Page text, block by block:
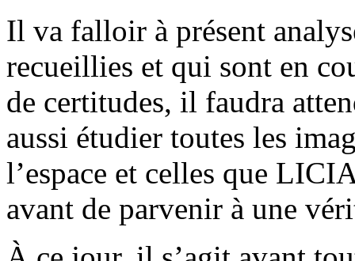
Il va falloir à présent
recueillies et qui sont en
de certitudes, il faudra
aussi étudier toutes les
l’espace et celles que
avant de parvenir à une